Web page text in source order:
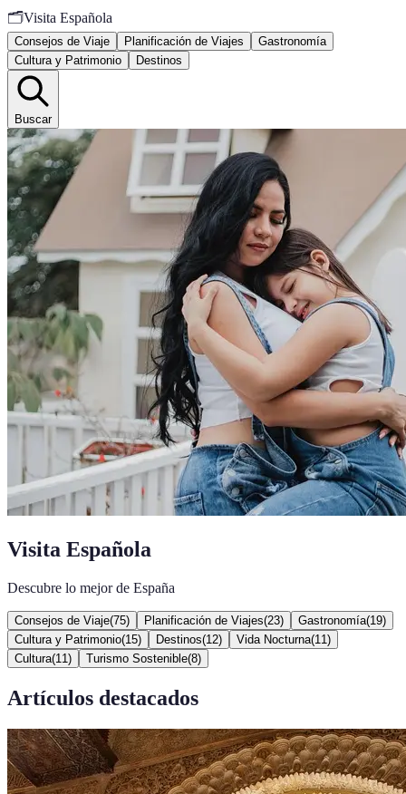
🗂️Visita Española
Consejos de Viaje Planificación de Viajes
Gastronomía
Cultura y Patrimonio
Destinos
Buscar
Visita Española
Descubre lo mejor de España
Consejos de Viaje(75) Planificación de Viajes(23) Gastronomía(19)
Cultura y Patrimonio(15) Destinos(12) Vida Nocturna(11 )
Cultura(11 ) Turismo Sostenible(8)
Artículos destacados